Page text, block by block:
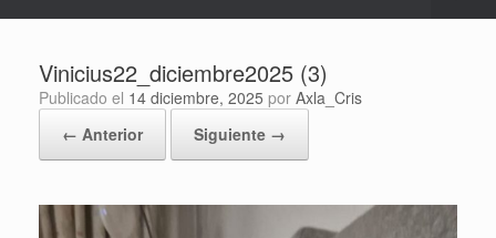
Vinicius22_diciembre2025 (3)
Publicado el 14 diciembre, 2025 por Axla_Cris
← Anterior
Siguiente →